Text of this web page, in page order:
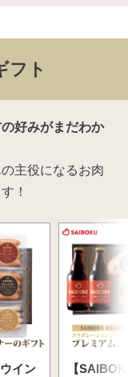
フト
好みがまだわか
主役になるお肉
！
イン
【